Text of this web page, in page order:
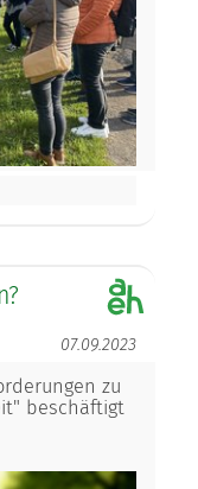
07.09.2023
zu
beschäftigt